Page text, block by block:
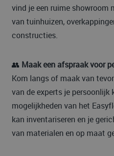
vind je een ruime show­room
van tuinhuizen,
constructies.
👥 Maak een afspraak voor
Kom langs of maak van
van de experts je persoonlijk
mogelijkheden van het
kan inventariseren en je
van materialen en op maat